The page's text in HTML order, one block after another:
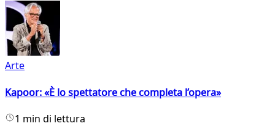
Arte
Kapoor: «È lo spettatore che completa l’opera»
1 min di lettura